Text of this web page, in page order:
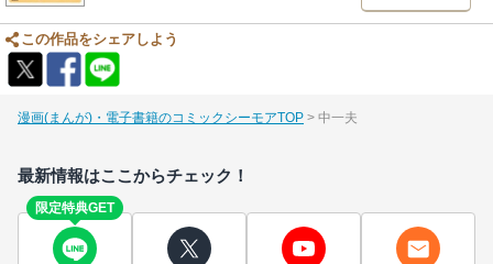
この作品をシェアしよう
漫画(まんが)・電子書籍のコミックシーモアTOP 中一夫
最新情報はここからチェック！
限定特典GET